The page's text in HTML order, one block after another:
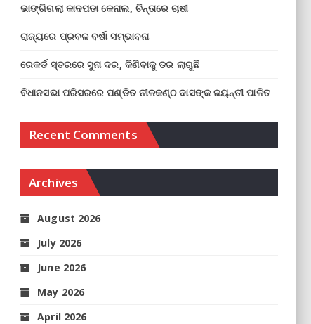
ଭାଙ୍ଗିଗଲା କାଦପଡା କେନାଲ, ଚିନ୍ତାରେ ଚାଷୀ
ରାଜ୍ୟରେ ପ୍ରବଳ ବର୍ଷା ସମ୍ଭାବନା
ରେକର୍ଡ ସ୍ତରରେ ସୁନା ଦର, କିଣିବାକୁ ଡର ଲାଗୁଛି
ବିଧାନସଭା ପରିସରରେ ପଣ୍ଡିତ ନୀଳକଣ୍ଠ ଦାସଙ୍କ ଜୟନ୍ତୀ ପାଳିତ
Recent Comments
Archives
August 2026
July 2026
June 2026
May 2026
April 2026